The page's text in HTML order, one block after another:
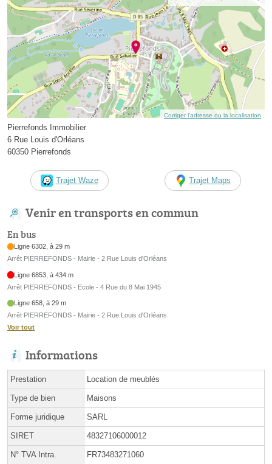
Corriger l’adresse ou la localisation
Pierrefonds Immobilier
6 Rue Louis d'Orléans
60350 Pierrefonds
Trajet Waze Trajet Maps
Venir en transports en commun
En bus
Ligne 6302, à 29 m
Arrêt PIERREFONDS - Mairie - 2 Rue Louis d'Orléans
Ligne 6853, à 434 m
Arrêt PIERREFONDS - Ecole - 4 Rue du 8 Mai 1945
Ligne 658, à 29 m
Arrêt PIERREFONDS - Mairie - 2 Rue Louis d'Orléans
Voir tout
Informations
Prestation Location de meublés
Type de bien Maisons
Forme juridique SARL
SIRET 48327106000012
N° TVA Intra. FR73483271060